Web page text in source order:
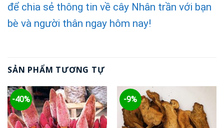
để chia sẻ thông tin về cây Nhân trần với bạn
bè và người thân ngay hôm nay!
SẢN PHẨM TƯƠNG TỰ
-40% -9%